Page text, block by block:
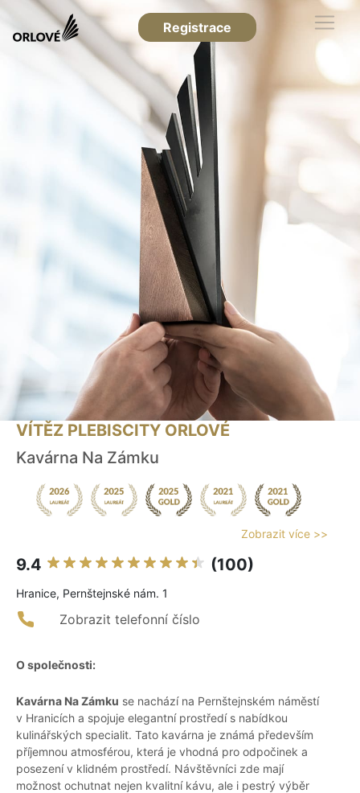
Registrace
VÍTĚZ PLEBISCITY ORLOVÉ
Kavárna Na Zámku
Zobrazit více >>
9.4 (100)
Hranice, Pernštejnské nám. 1
Zobrazit telefonní číslo
O společnosti:
Kavárna Na Zámku se nachází na Pernštejnském náměstí
v Hranicích a spojuje elegantní prostředí s nabídkou
kulinářských specialit. Tato kavárna je známá především
příjemnou atmosférou, která je vhodná pro odpočinek a
posezení v klidném prostředí. Návštěvníci zde mají
možnost ochutnat nejen kvalitní kávu, ale i pestrý výběr